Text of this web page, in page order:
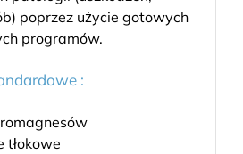
poprzez użycie gotowych
programów.
:
tłokowe